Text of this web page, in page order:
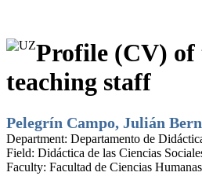
Profile (CV) of
teaching staff
Pelegrín Campo, Julián
Department: Departamento de
Field: Didáctica de las Ciencias
Faculty: Facultad de Ciencias